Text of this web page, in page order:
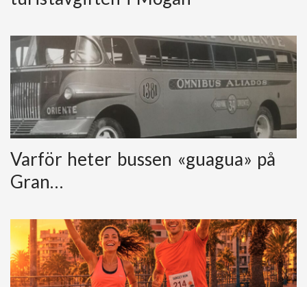
Varför heter bussen «guagua» på
Gran…